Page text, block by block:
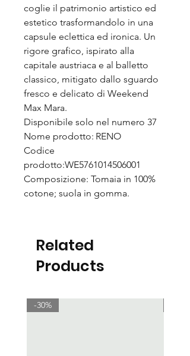
coglie il patrimonio artistico ed
estetico trasformandolo in una
capsule eclettica ed ironica. Un
rigore grafico, ispirato alla
capitale austriaca e al balletto
classico, mitigato dallo sguardo
fresco e delicato di Weekend
Max Mara.
Disponibile solo nel numero 37
Nome prodotto: RENO
Codice
prodotto:WE5761014506001
Composizione: Tomaia in 100%
cotone; suola in gomma.
Related
Products
-30%